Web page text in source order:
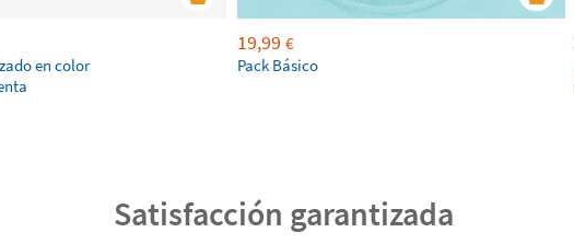
en color
19,99 €
Pack Básico
Satisfacción garantizada